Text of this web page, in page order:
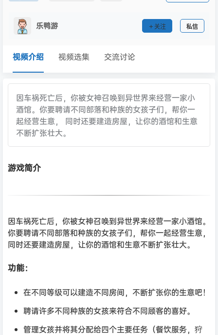
乐鸭游 关注 私信
视频介绍 视频选集 交流讨论
因车祸死亡后，你被女神召唤到异世界来经营一家小
酒馆。你要聘请不同部落和种族的女孩子们，帮你一
起经营生意， 同时还要建造房屋，让你的酒馆和生意
不断扩张壮大。
游戏简介
因车祸死亡后，你被女神召唤到异世界来经营一家小酒馆。
你要聘请不同部落和种族的女孩子们，帮你一起经营生意，
同时还要建造房屋，让你的酒馆和生意不断扩张壮大。
功能：
在不同等级可以建造不同房间，不断扩张你的生意吧！
聘请许多不同种族的女孩来符合不同顾客的喜好。
管理女孩并将其分配给四个主要任务（餐饮服务，狩